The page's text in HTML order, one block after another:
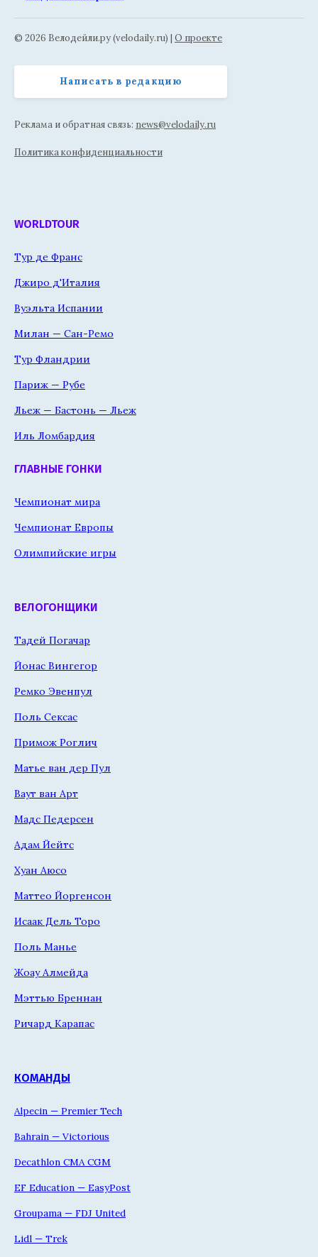
© 2026 Велодейли.ру (velodaily.ru) | О проекте
Написать в редакцию
Реклама и обратная связь: news@velodaily.ru
Политика конфиденциальности
WORLDTOUR
Тур де Франс
Джиро д'Италия
Вуэльта Испании
Милан — Сан-Ремо
Тур Фландрии
Париж — Рубе
Льеж — Бастонь — Льеж
Иль Ломбардия
ГЛАВНЫЕ ГОНКИ
Чемпионат мира
Чемпионат Европы
Олимпийские игры
ВЕЛОГОНЩИКИ
Тадей Погачар
Йонас Вингегор
Ремко Эвенпул
Поль Сексас
Примож Роглич
Матье ван дер Пул
Ваут ван Арт
Мадс Педерсен
Адам Йейтс
Хуан Аюсо
Маттео Йоргенсон
Исаак Дель Торо
Поль Манье
Жоау Алмейда
Мэттью Бреннан
Ричард Карапас
КОМАНДЫ
Alpecin — Premier Tech
Bahrain — Victorious
Decathlon CMA CGM
EF Education — EasyPost
Groupama — FDJ United
Lidl — Trek